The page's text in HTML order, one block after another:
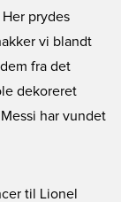
prydes
vi blandt
fra det
dekoreret
har vundet
til Lionel